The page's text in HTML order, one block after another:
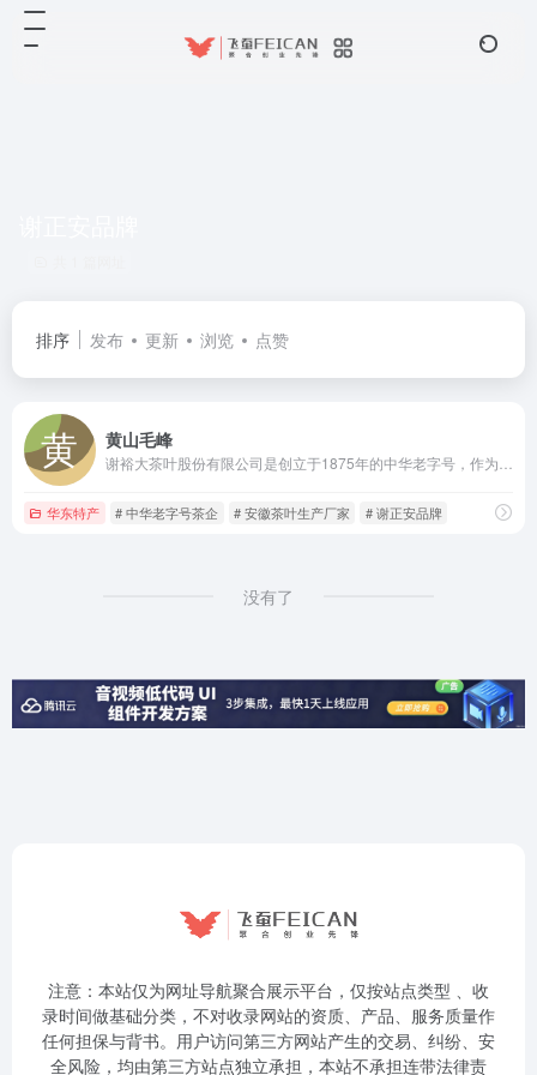
排序 发布 更新 浏览 点赞
黄山毛峰
华东特产 # 中华老字号茶企 # 安徽茶叶生产厂家 # 谢正安品牌
没有了
注意：本站仅为网址导航聚合展示平台，仅按站点类型 、收
录时间做基础分类，不对收录网站的资质、产品、服务质量作
任何担保与背书。用户访问第三方网站产生的交易、纠纷、安
全风险，均由第三方站点独立承担，本站不承担连带法律责